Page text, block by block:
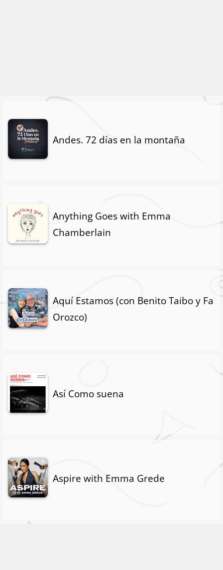
Andes. 72 días en la montaña
Anything Goes with Emma
Chamberlain
Aquí Estamos (con Benito Taibo y Fa
Orozco)
Así Como suena
Aspire with Emma Grede